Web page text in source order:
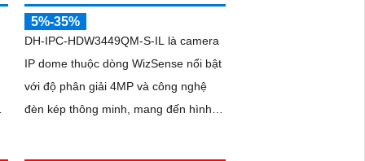
5%-35%
DH-IPC-HDW3449QM-S-IL là camera
IP dome thuộc dòng WizSense nổi bật
với độ phân giải 4MP và công nghệ
đèn kép thông minh, mang đến hình